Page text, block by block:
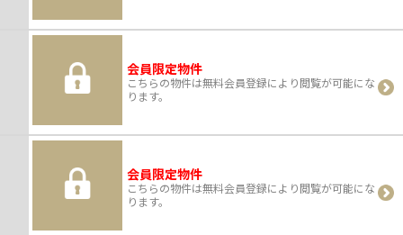
会員限定物件
こちらの物件は無料会員登録により閲覧が可能にな
ります。
会員限定物件
こちらの物件は無料会員登録により閲覧が可能にな
ります。